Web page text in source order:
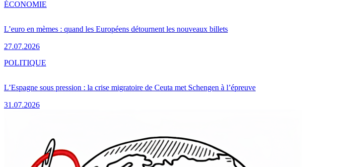
L’euro en mèmes : quand les Européens détournent les nouveaux billets
27.07.2026
ÉCONOMIE
L’Espagne sous pression : la crise migratoire de Ceuta met Schengen à l’épreuve
31.07.2026
POLITIQUE